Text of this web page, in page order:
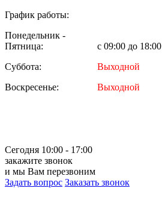
График работы:
Понедельник -
Пятница:
с 09:00 до 18:00
Суббота:
Выходной
Воскресенье:
Выходной
Сегодня 10:00 - 17:00
закажите звонок
и мы Вам перезвоним
Задать вопрос Заказать звонок